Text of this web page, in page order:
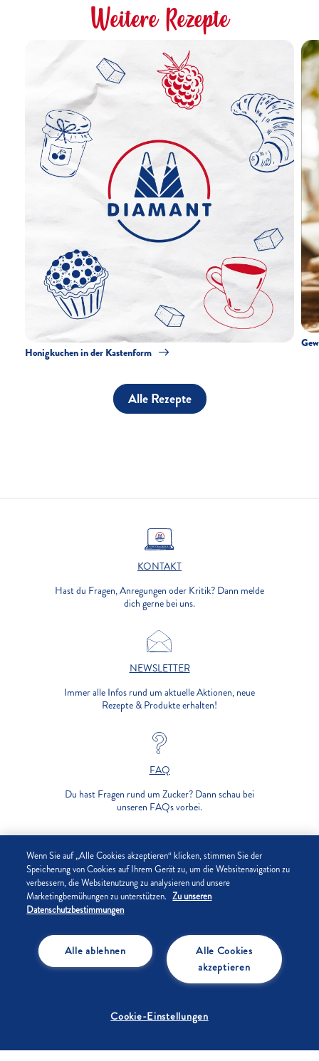
Weitere Rezepte
Honigkuchen in der Kastenform
Alle Rezepte
KONTAKT
Hast du Fragen, Anregungen oder Kritik? Dann melde
dich gerne bei uns.
NEWSLETTER
Immer alle Infos rund um aktuelle Aktionen, neue
Rezepte & Produkte erhalten!
FAQ
Du hast Fragen rund um Zucker? Dann schau bei
unseren FAQs vorbei.
UNTERNEHMEN
DATENSCHUTZ
COOKIE-EINSTELLUNGEN
Wenn Sie auf „Alle Cookies akzeptieren“ klicken, stimmen Sie der
Speicherung von Cookies auf Ihrem Gerät zu, um die Websitenavigation zu
verbessern, die Websitenutzung zu analysieren und unsere
Marketingbemühungen zu unterstützen. Zu unseren
Datenschutzbestimmungen
Alle Cookies
akzeptieren
Alle ablehnen
Cookie-Einstellungen